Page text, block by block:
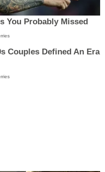
You Probably Missed
Couples Defined An Era